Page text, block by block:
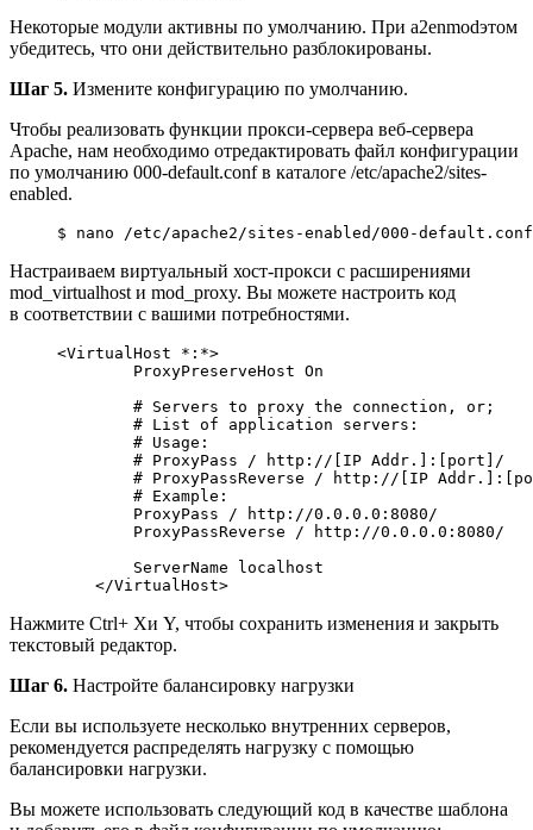
Некоторые модули активны по умолчанию. При a2enmodэтом
убедитесь, что они действительно разблокированы.
Шаг 5. Измените конфигурацию по умолчанию.
Чтобы реализовать функции прокси-сервера веб-сервера
Apache, нам необходимо отредактировать файл конфигурации
по умолчанию 000-default.conf в каталоге /etc/apache2/sites-
enabled.
$ nano /etc/apache2/sites-enabled/000-default.conf
Настраиваем виртуальный хост-прокси с расширениями
mod_virtualhost и mod_proxy. Вы можете настроить код
в соответствии с вашими потребностями.
<VirtualHost *:*>
        ProxyPreserveHost On
# Servers to proxy the connection, or;
# List of application servers:
# Usage:
# ProxyPass / http://[IP Addr.]:[port]/
# ProxyPassReverse / http://[IP
# Example:
        ProxyPass / http://0.0.0.0:8080/
        ProxyPassReverse / http://0.0.0.0:8080/
        ServerName localhost
</VirtualHost>
Нажмите Ctrl+ Xи Y, чтобы сохранить изменения и закрыть
текстовый редактор.
Шаг 6. Настройте балансировку нагрузки
Если вы используете несколько внутренних серверов,
рекомендуется распределять нагрузку с помощью
балансировки нагрузки.
Вы можете использовать следующий код в качестве шаблона